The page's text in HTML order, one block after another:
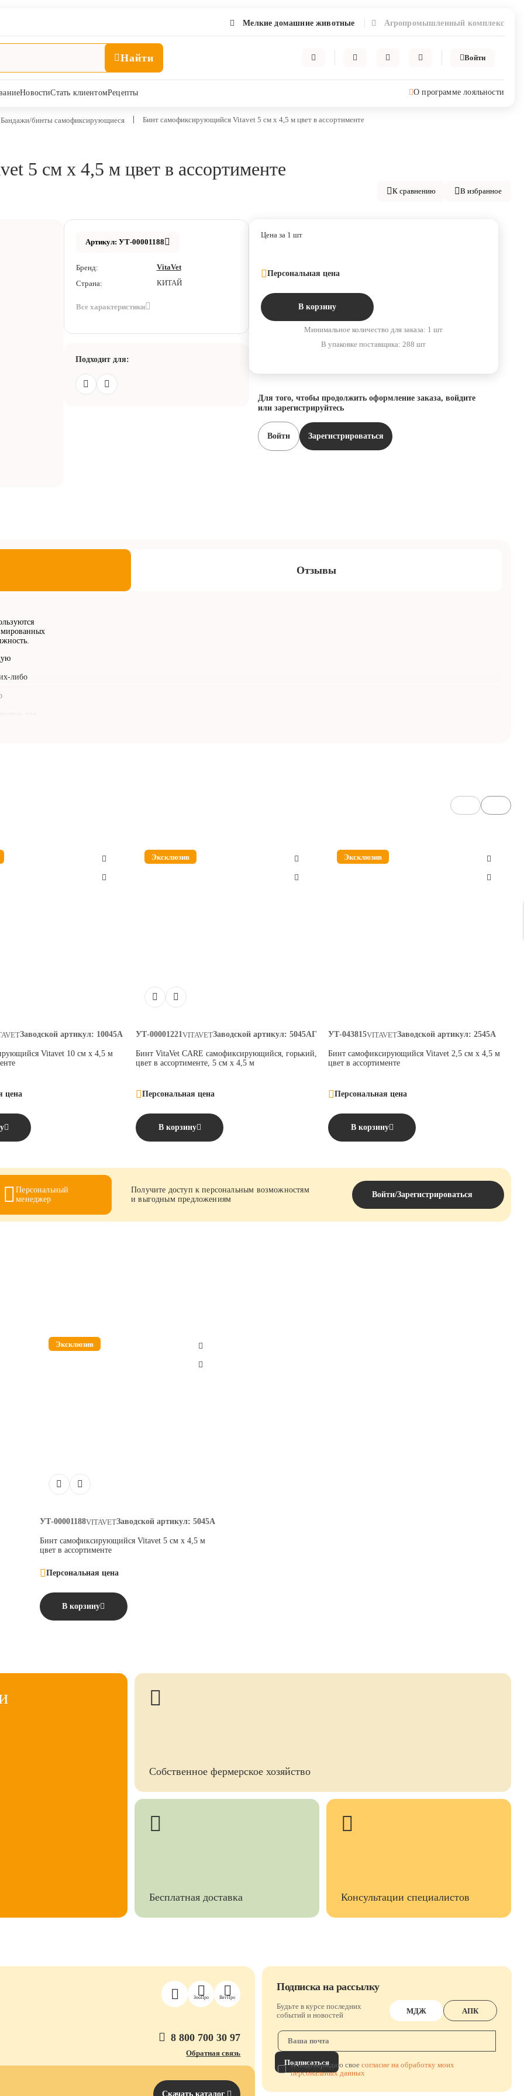
Мелкие домашние животные Агропромышленный комплекс
Найти Войти
НовостиСтать клиентомРецепты О программе лояльности
Бандажи/бинты самофиксирующиеся Бинт самофиксирующийся Vitavet 5 см х 4,5 м цвет в ассортименте
5 см х 4,5 м цвет в ассортименте
К сравнению В избранное
Артикул: УТ-00001188
Бренд:
VitaVet
Страна:
КИТАЙ
Все характеристики
Подходит для:
Цена за 1 шт
Персональная цена
В корзину
Минимальное количество для заказа: 1 шт
В упаковке поставщика: 288 шт
Для того, чтобы продолжить оформление заказа, войдите
или зарегистрируйтесь
Войти Зарегистрироваться
Отзывы
либо
Заводской артикул: 10045А
Vitavet 10 см х 4,5 м
цена
Эксклюзив
УТ-00001221 Заводской артикул: 5045АГ
VITAVET
Бинт VitaVet CARE самофиксирующийся, горький,
цвет в ассортименте, 5 см х 4,5 м
Персональная цена
В корзину
Эксклюзив
УТ-043815 Заводской артикул: 2545А
VITAVET
Бинт самофиксирующийся Vitavet 2,5 см х 4,5 м
цвет в ассортименте
Персональная цена
В корзину
Персональный
менеджер
Получите доступ к персональным возможностям
и выгодным предложениям
Войти/Зарегистрироваться
Эксклюзив
УТ-00001188 Заводской артикул: 5045А
VITAVET
Бинт самофиксирующийся Vitavet 5 см х 4,5 м
цвет в ассортименте
Персональная цена
В корзину
Собственное фермерское хозяйство
Бесплатная доставка Консультации специалистов
ЗооПро ВетПро
8 800 700 30 97
Обратная связь
Скачать каталог
Подписка на рассылку
Будьте в курсе последних
событий и новостей
МДЖ АПК
Подписаться
Я подтверждаю своесогласие на обработку моих
персональных данных